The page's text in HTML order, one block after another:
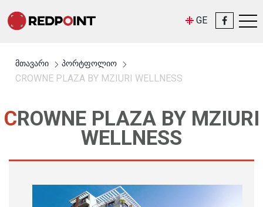
GE
მთავარი პორტფოლიო
CROWNE PLAZA BY MZIURI WELLNESS
CROWNE PLAZA BY MZIURI
WELLNESS